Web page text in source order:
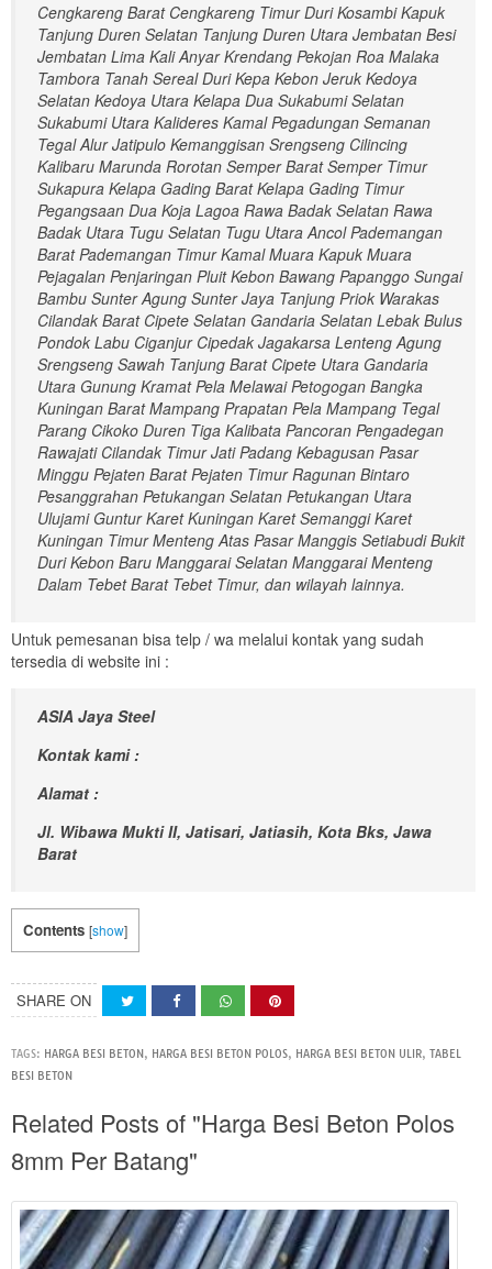
Cengkareng Barat Cengkareng Timur Duri Kosambi Kapuk
Tanjung Duren Selatan Tanjung Duren Utara Jembatan Besi
Jembatan Lima Kali Anyar Krendang Pekojan Roa Malaka
Tambora Tanah Sereal Duri Kepa Kebon Jeruk Kedoya
Selatan Kedoya Utara Kelapa Dua Sukabumi Selatan
Sukabumi Utara Kalideres Kamal Pegadungan Semanan
Tegal Alur Jatipulo Kemanggisan Srengseng Cilincing
Kalibaru Marunda Rorotan Semper Barat Semper Timur
Sukapura Kelapa Gading Barat Kelapa Gading Timur
Pegangsaan Dua Koja Lagoa Rawa Badak Selatan Rawa
Badak Utara Tugu Selatan Tugu Utara Ancol Pademangan
Barat Pademangan Timur Kamal Muara Kapuk Muara
Pejagalan Penjaringan Pluit Kebon Bawang Papanggo Sungai
Bambu Sunter Agung Sunter Jaya Tanjung Priok Warakas
Cilandak Barat Cipete Selatan Gandaria Selatan Lebak Bulus
Pondok Labu Ciganjur Cipedak Jagakarsa Lenteng Agung
Srengseng Sawah Tanjung Barat Cipete Utara Gandaria
Utara Gunung Kramat Pela Melawai Petogogan Bangka
Kuningan Barat Mampang Prapatan Pela Mampang Tegal
Parang Cikoko Duren Tiga Kalibata Pancoran Pengadegan
Rawajati Cilandak Timur Jati Padang Kebagusan Pasar
Minggu Pejaten Barat Pejaten Timur Ragunan Bintaro
Pesanggrahan Petukangan Selatan Petukangan Utara
Ulujami Guntur Karet Kuningan Karet Semanggi Karet
Kuningan Timur Menteng Atas Pasar Manggis Setiabudi Bukit
Duri Kebon Baru Manggarai Selatan Manggarai Menteng
Dalam Tebet Barat Tebet Timur, dan wilayah lainnya.
Untuk pemesanan bisa telp / wa melalui kontak yang sudah
tersedia di website ini :
ASIA Jaya Steel
Kontak kami :
Alamat :
Jl. Wibawa Mukti II, Jatisari, Jatiasih, Kota Bks, Jawa
Barat
Contents [show]
SHARE ON
TAGS: HARGA BESI BETON , HARGA BESI BETON POLOS, HARGA BESI BETON ULIR, TABEL
BESI BETON
Related Posts of "Harga Besi Beton Polos
8mm Per Batang"